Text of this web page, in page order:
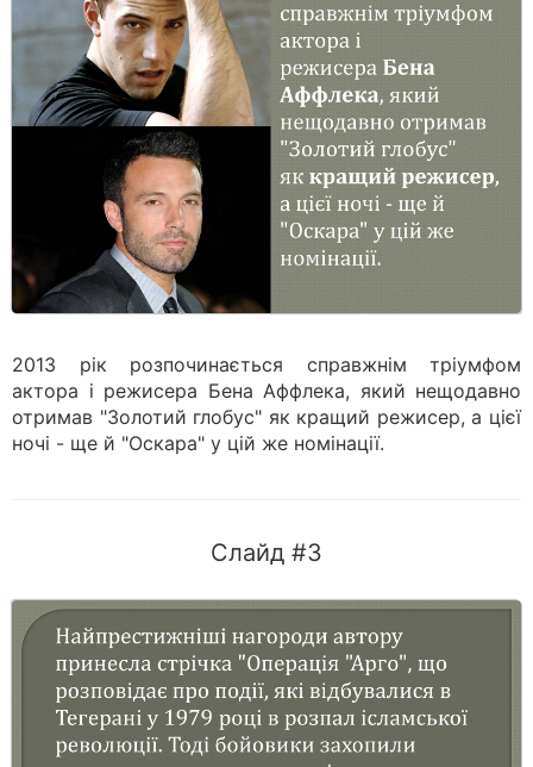
2013 рік розпочинається справжнім тріумфом
актора і режисера Бена Аффлека, який нещодавно
отримав "Золотий глобус" як кращий режисер, а цієї
ночі - ще й "Оскара" у цій же номінації.
Слайд #3